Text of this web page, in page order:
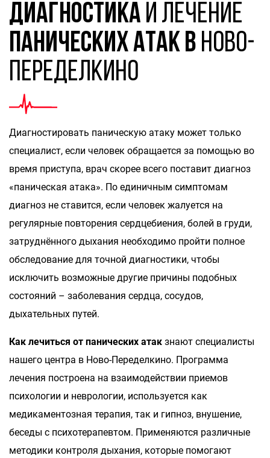
Диагностика и лечение
панических атак в Ново-
Переделкино
Диагностировать паническую атаку может только
специалист, если человек обращается за помощью во
время приступа, врач скорее всего поставит диагноз
«паническая атака». По единичным симптомам
диагноз не ставится, если человек жалуется на
регулярные повторения сердцебиения, болей в груди,
затруднённого дыхания необходимо пройти полное
обследование для точной диагностики, чтобы
исключить возможные другие причины подобных
состояний – заболевания сердца, сосудов,
дыхательных путей.
Как лечиться от панических атак знают специалисты
нашего центра в Ново-Переделкино. Программа
лечения построена на взаимодействии приемов
психологии и неврологии, используется как
медикаментозная терапия, так и гипноз, внушение,
беседы с психотерапевтом. Применяются различные
методики контроля дыхания, которые помогают